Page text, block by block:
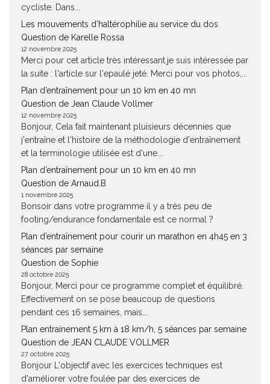
cycliste. Dans...
Les mouvements d’haltérophilie au service du dos
Question de Karelle Rossa
12 novembre 2025
Merci pour cet article très intéressant.je suis intéressée par
la suite : l'article sur l'epaulé jeté. Merci pour vos photos,...
Plan d’entraînement pour un 10 km en 40 mn
Question de Jean Claude Vollmer
12 novembre 2025
Bonjour, Cela fait maintenant pluisieurs décennies que
j'entraîne et l'histoire de la méthodologie d'entraînement
et la terminologie utilisée est d'une...
Plan d’entraînement pour un 10 km en 40 mn
Question de Arnaud.B
1 novembre 2025
Bonsoir dans votre programme il y a très peu de
footing/endurance fondamentale est ce normal ?
Plan d’entraînement pour courir un marathon en 4h45 en 3
séances par semaine
Question de Sophie
28 octobre 2025
Bonjour, Merci pour ce programme complet et équilibré.
Effectivement on se pose beaucoup de questions
pendant ces 16 semaines, mais...
Plan entrainement 5 km à 18 km/h, 5 séances par semaine
Question de JEAN CLAUDE VOLLMER
27 octobre 2025
Bonjour L'objectif avec les exercices techniques est
d'améliorer votre foulée par des exercices de